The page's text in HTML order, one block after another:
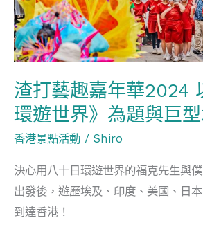
渣打藝趣嘉年華2024
環遊世界》為題與巨
香港景點活動 / Shiro
決心用八十日環遊世界的福克先生與
出發後，遊歷埃及、印度、美國、日
到達香港！
華
2024
以
十
日
環
世
界》
為